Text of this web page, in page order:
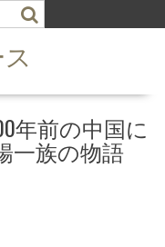
年前の中国に
一族の物語